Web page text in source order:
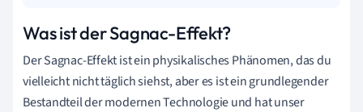
Was ist der Sagnac-Effekt?
Der Sagnac-Effekt ist ein physikalisches Phänomen, das du
vielleicht nicht täglich siehst, aber es ist ein grundlegender
Bestandteil der modernen Technologie und hat unser